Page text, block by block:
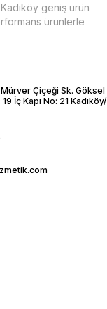
geniş ürün
ürünlerle
Çiçeği Sk. Göksel
İç Kapı No: 21 Kadıköy/